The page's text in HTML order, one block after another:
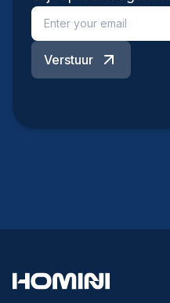
Verstuur